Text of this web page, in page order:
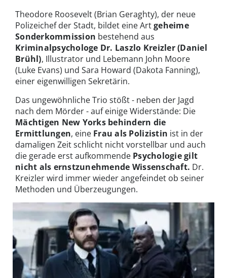
Theodore Roosevelt (Brian Geraghty), der neue
Polizeichef der Stadt, bildet eine Artgeheime
Sonderkommission bestehend aus
Kriminalpsychologe Dr. Laszlo Kreizler (Daniel
Brühl), Illustrator und Lebemann John Moore
(Luke Evans) und Sara Howard (Dakota Fanning),
einer eigenwilligen Sekretärin.
Das ungewöhnliche Trio stößt - neben der Jagd
nach dem Mörder - auf einige Widerstände: Die
Mächtigen New Yorks behindern die
Ermittlungen, eine Frau als Polizistin ist in der
damaligen Zeit schlicht nicht vorstellbar und auch
die gerade erst aufkommende Psychologie gilt
nicht als ernstzunehmende Wissenschaft. Dr.
Kreizler wird immer wieder angefeindet ob seiner
Methoden und Überzeugungen.